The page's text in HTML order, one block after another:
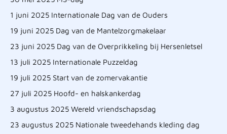
1 juni 2025 Internationale Dag van de Ouders
19 juni 2025 Dag van de Mantelzorgmakelaar
23 juni 2025 Dag van de Overprikkeling bij Hersenletsel
13 juli 2025 Internationale Puzzeldag
19 juli 2025 Start van de zomervakantie
27 juli 2025 Hoofd- en halskankerdag
3 augustus 2025 Wereld vriendschapsdag
23 augustus 2025 Nationale tweedehands kleding dag